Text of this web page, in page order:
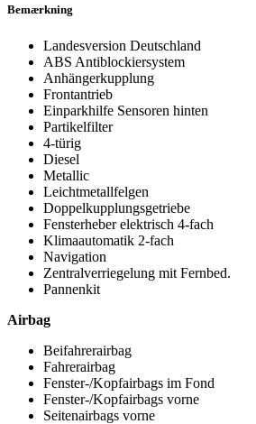
Bemærkning
Landesversion Deutschland
ABS Antiblockiersystem
Anhängerkupplung
Frontantrieb
Einparkhilfe Sensoren hinten
Partikelfilter
4-türig
Diesel
Metallic
Leichtmetallfelgen
Doppelkupplungsgetriebe
Fensterheber elektrisch 4-fach
Klimaautomatik 2-fach
Navigation
Zentralverriegelung mit Fernbed.
Pannenkit
Airbag
Beifahrerairbag
Fahrerairbag
Fenster-/Kopfairbags im Fond
Fenster-/Kopfairbags vorne
Seitenairbags vorne